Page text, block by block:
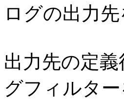
ログの出力
出力先の定義
グフィルタ